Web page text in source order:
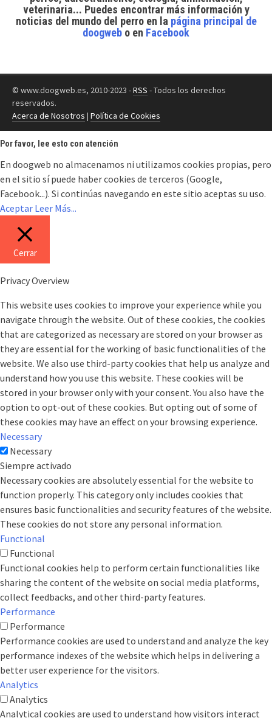
veterinaria... Puedes encontrar más información y
noticias del mundo del perroen la página principal de
doogweb o en Facebook
© www.doogweb.es, 2010-2023 -RSS - Todos los derechos
reservados.
Acerca de Nosotros | Política de Cookies
Por favor, lee esto con atención
En doogweb no almacenamos ni utilizamos cookies propias, pero
en el sitio sí puede haber cookies de terceros (Google,
Facebook...). Si continúas navegando en este sitio aceptas su uso.
Aceptar Leer Más...
Cerrar
Privacy Overview
This website uses cookies to improve your experience while you
navigate through the website. Out of these cookies, the cookies
that are categorized as necessary are stored on your browser as
they are essential for the working of basic functionalities of the
website. We also use third-party cookies that help us analyze and
understand how you use this website. These cookies will be
stored in your browser only with your consent. You also have the
option to opt-out of these cookies. But opting out of some of
these cookies may have an effect on your browsing experience.
Necessary
Necessary
Siempre activado
Necessary cookies are absolutely essential for the website to
function properly. This category only includes cookies that
ensures basic functionalities and security features of the website.
These cookies do not store any personal information.
Functional
Functional
Functional cookies help to perform certain functionalities like
sharing the content of the website on social media platforms,
collect feedbacks, and other third-party features.
Performance
Performance
Performance cookies are used to understand and analyze the key
performance indexes of the website which helps in delivering a
better user experience for the visitors.
Analytics
Analytics
Analytical cookies are used to understand how visitors interact